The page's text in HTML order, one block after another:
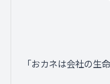
「おカネは会社の生命